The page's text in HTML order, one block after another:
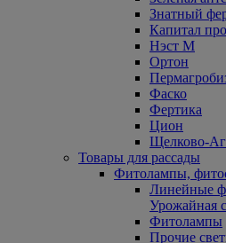
Знатный
Капитал
Нэст М
Ортон
Фаско
Фертика
Цион
Щелково-
Товары для рассады
Фитолампы,
Линейные
Урожайная
Фитолампы
Прочие